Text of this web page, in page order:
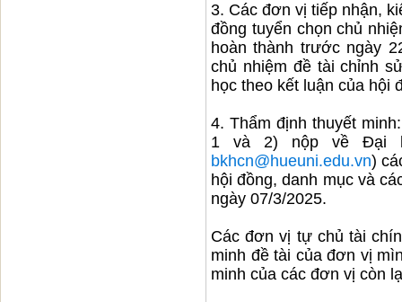
3. Các đơn vị tiếp nhận,
đồng tuyển chọn chủ
hoàn thành trước ngày
chủ nhiệm đề tài chỉnh
học theo kết luận của hội
4. Thẩm định thuyết
1 và 2) nộp về Đại
bkhcn@hueuni.edu.vn)
hội đồng, danh mục và
ngày 07/3/2025.
Các đơn vị tự chủ tài
minh đề tài của đơn vị
minh của các đơn vị còn